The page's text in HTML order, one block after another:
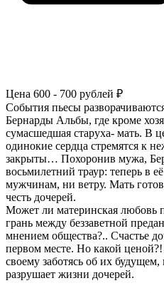
Цена 600 - 700 рублей ₽
События пьесы
Бернарды Альбы, где кроме
сумасшедшая старуха- мать. В
одинокие сердца стремятся к
закрыты… Похоронив мужа,
восьмилетний траур: теперь в
мужчинам, ни ветру. Мать
честь дочерей.
Может ли материнская любовь
грань между беззаветной
мнением общества?.. Счастье
первом месте. Но какой
своему заботясь об их будущем,
разрушает жизни дочерей.